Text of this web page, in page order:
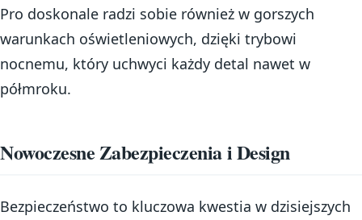
Pro doskonale radzi sobie również w gorszych
warunkach oświetleniowych, dzięki trybowi
nocnemu, który uchwyci każdy detal nawet w
półmroku.
Nowoczesne Zabezpieczenia i Design
Bezpieczeństwo to kluczowa kwestia w dzisiejszych